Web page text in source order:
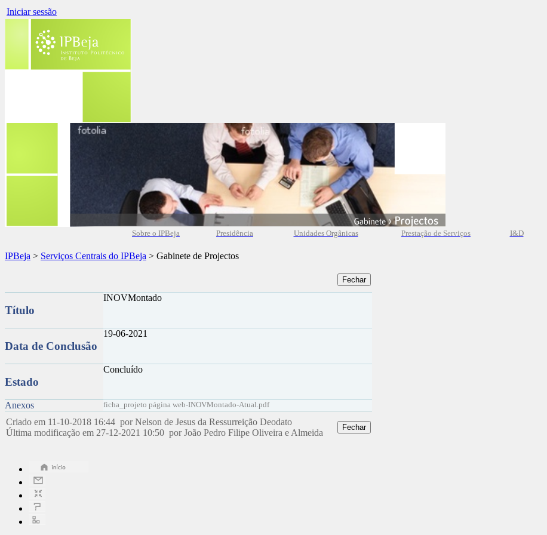
Iniciar sessão
Sobre o IPBeja Presidência Unidades Orgânicas Prestação de Serviços I&D
IPBeja > Serviços Centrais do IPBeja > Gabinete de Projectos
Título
INOVMontado
Data de Conclusão
19-06-2021
Estado
Concluído
Anexos ficha_projeto página web-INOVMontado-Atual.pdf
Criado em 11-10-2018 16:44 por Nelson de Jesus da Ressurreição Deodato
Última modificação em 27-12-2021 10:50 por João Pedro Filipe Oliveira e Almeida